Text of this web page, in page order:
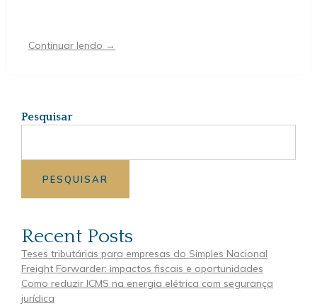
Continuar lendo →
Pesquisar
PESQUISAR
Recent Posts
Teses tributárias para empresas do Simples Nacional
Freight Forwarder: impactos fiscais e oportunidades
Como reduzir ICMS na energia elétrica com segurança
jurídica